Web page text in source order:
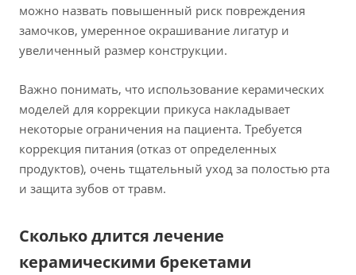
можно назвать повышенный риск повреждения
замочков, умеренное окрашивание лигатур и
увеличенный размер конструкции.
Важно понимать, что использование керамических
моделей для коррекции прикуса накладывает
некоторые ограничения на пациента. Требуется
коррекция питания (отказ от определенных
продуктов), очень тщательный уход за полостью рта
и защита зубов от травм.
Сколько длится лечение
керамическими брекетами